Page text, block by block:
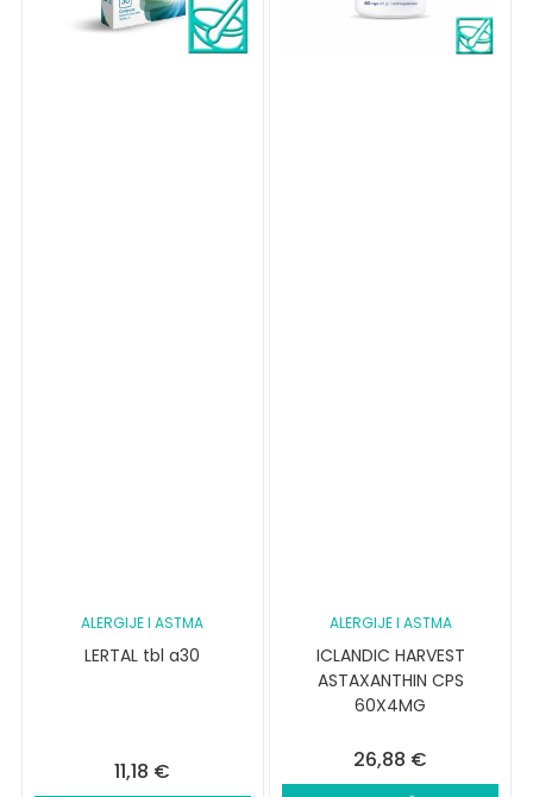
ALERGIJE I ASTMA
LERTAL tbl a30
11,18 €
ALERGIJE I ASTMA
ICLANDIC HARVEST
ASTAXANTHIN CPS
60X4MG
26,88 €